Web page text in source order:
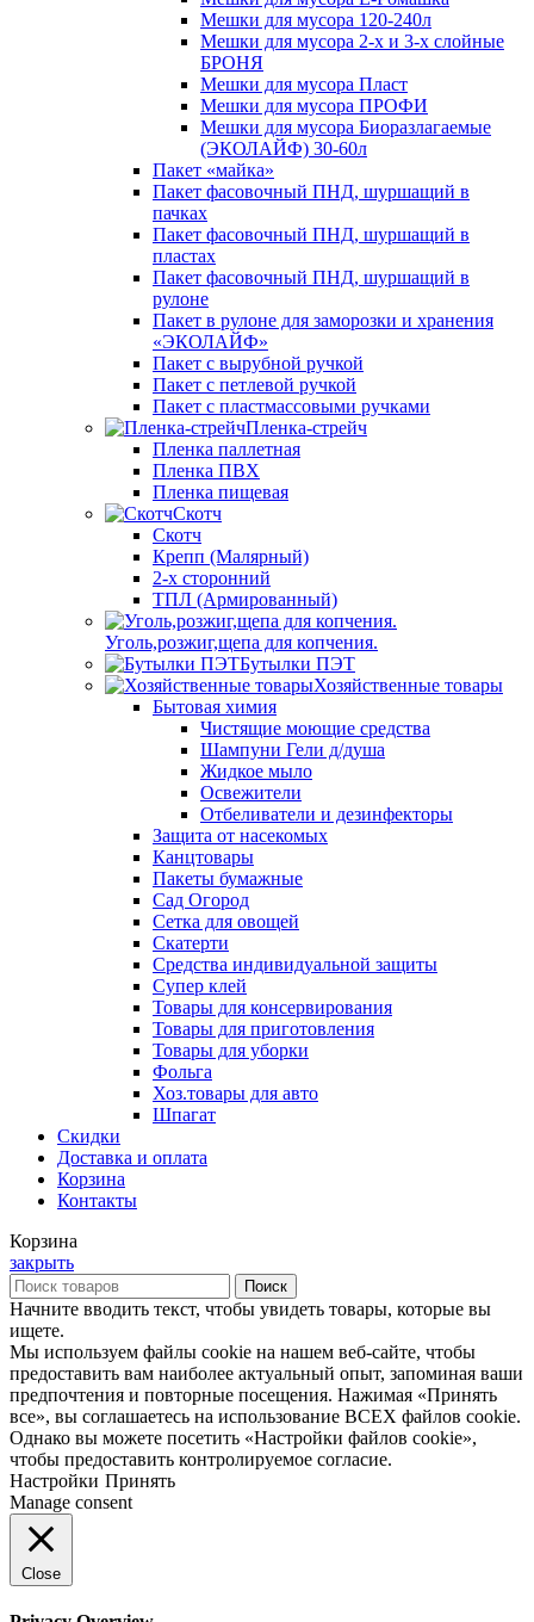
Мешки для мусора 120-240л
Мешки для мусора 2-х и 3-х слойные
БРОНЯ
Мешки для мусора Пласт
Мешки для мусора ПРОФИ
Мешки для мусора Биоразлагаемые
(ЭКОЛАЙФ) 30-60л
Пакет «майка»
Пакет фасовочный ПНД, шуршащий в
пачках
Пакет фасовочный ПНД, шуршащий в
пластах
Пакет фасовочный ПНД, шуршащий в
рулоне
Пакет в рулоне для заморозки и хранения
«ЭКОЛАЙФ»
Пакет с вырубной ручкой
Пакет с петлевой ручкой
Пакет с пластмассовыми ручками
Пленка-стрейч
Пленка паллетная
Пленка ПВХ
Пленка пищевая
Скотч
Скотч
Крепп (Малярный)
2-х сторонний
ТПЛ (Армированный)
Уголь,розжиг,щепа для копчения.
Бутылки ПЭТ
Хозяйственные товары
Бытовая химия
Чистящие моющие средства
Шампуни Гели д/душа
Жидкое мыло
Освежители
Отбеливатели и дезинфекторы
Защита от насекомых
Канцтовары
Пакеты бумажные
Сад Огород
Сетка для овощей
Скатерти
Средства индивидуальной защиты
Супер клей
Товары для консервирования
Товары для приготовления
Товары для уборки
Фольга
Хоз.товары для авто
Шпагат
Скидки
Доставка и оплата
Корзина
Контакты
Корзина
закрыть
Поиск
Начните вводить текст, чтобы увидеть товары, которые вы
ищете.
Мы используем файлы cookie на нашем веб-сайте, чтобы
предоставить вам наиболее актуальный опыт, запоминая ваши
предпочтения и повторные посещения. Нажимая «Принять
все», вы соглашаетесь на использование ВСЕХ файлов cookie.
Однако вы можете посетить «Настройки файлов cookie»,
чтобы предоставить контролируемое согласие.
Настройки Принять
Manage consent
Close